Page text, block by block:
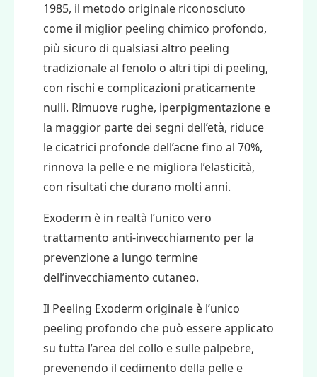
1985, il metodo originale riconosciuto
come il miglior peeling chimico profondo,
più sicuro di qualsiasi altro peeling
tradizionale al fenolo o altri tipi di peeling,
con rischi e complicazioni praticamente
nulli. Rimuove rughe, iperpigmentazione e
la maggior parte dei segni dell’età, riduce
le cicatrici profonde dell’acne fino al 70%,
rinnova la pelle e ne migliora l’elasticità,
con risultati che durano molti anni.
Exoderm è in realtà l’unico vero
trattamento anti-invecchiamento per la
prevenzione a lungo termine
dell’invecchiamento cutaneo.
Il Peeling Exoderm originale è l’unico
peeling profondo che può essere applicato
su tutta l’area del collo e sulle palpebre,
prevenendo il cedimento della pelle e